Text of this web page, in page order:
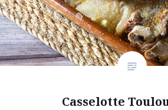
Casselotte